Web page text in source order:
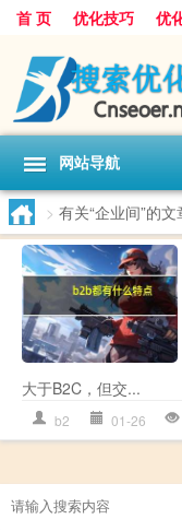
首 页 优化技巧 优
网站导航
> 有关“企业间”的文
大于B2C，但交...
b2 01-26